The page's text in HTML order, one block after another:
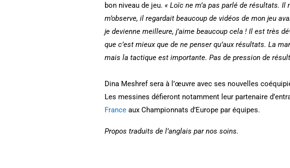
bon niveau de jeu. « Loïc ne m’a pas parlé de résultats.
m’observe, il regardait beaucoup de vidéos de mon jeu
je devienne meilleure, j’aime beaucoup cela ! Il est très
que c’est mieux que de ne penser qu’aux résultats. La
mais la tactique est importante. Pas de pression de
Dina Meshref sera à l’œuvre avec ses nouvelles
Les messines défieront notamment leur partenaire
France aux Championnats d’Europe par équipes.
Propos traduits de l’anglais par nos soins.